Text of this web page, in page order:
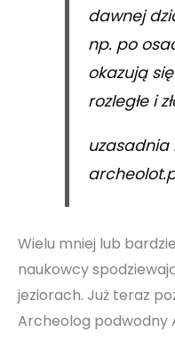
dawnej
np. po
okazują
rozległe i
uzasadnia
Wielu mniej lub
naukowcy
jeziorach. Już teraz
Archeolog podwodny